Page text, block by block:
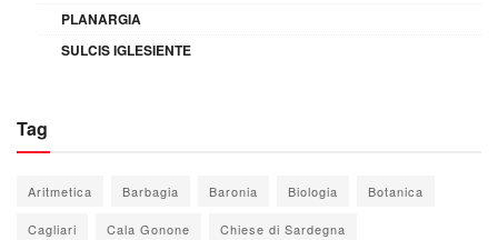
PLANARGIA
SULCIS IGLESIENTE
Tag
Aritmetica Barbagia Baronia Biologia Botanica
Cagliari Cala Gonone Chiese di Sardegna